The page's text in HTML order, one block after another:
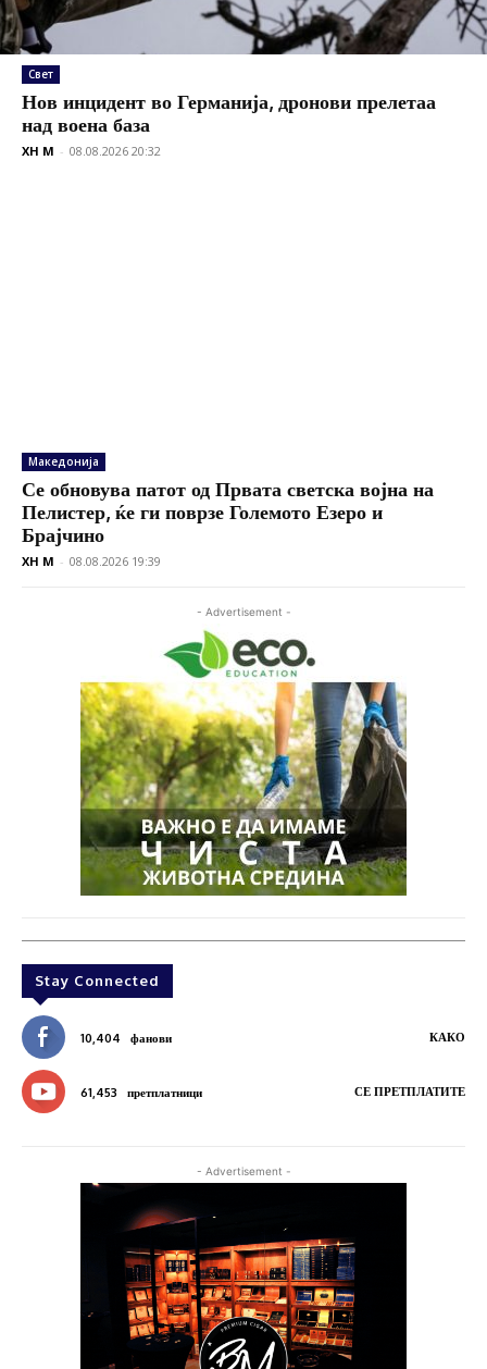
Свет
Нов инцидент во Германија, дронови прелетаа
над воена база
XH M - 08.08.2026 20:32
Македонија
Се обновува патот од Првата светска војна на
Пелистер, ќе ги поврзе Големото Езеро и
Брајчино
XH M - 08.08.2026 19:39
- Advertisement -
Stay Connected
10,404 фанови КАКО
61,453 претплатници СЕ ПРЕТПЛАТИТЕ
- Advertisement -